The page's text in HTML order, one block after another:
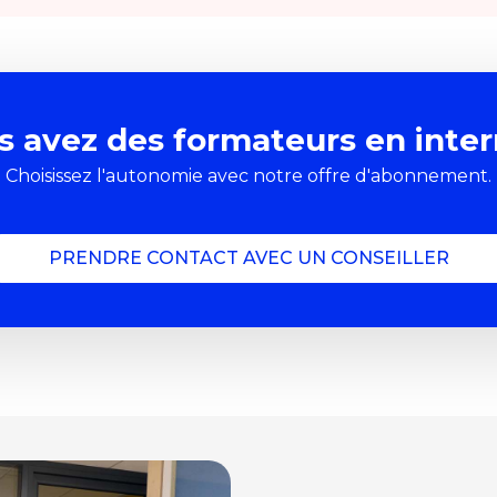
avez des formateurs en
Choisissez l'autonomie avec notre offre d'abonnement.
PRENDRE CONTACT AVEC UN CONSEILLER